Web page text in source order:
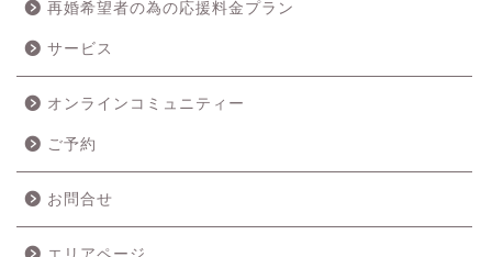
再婚希望者の為の応援料金プラン
サービス
オンラインコミュニティー
ご予約
お問合せ